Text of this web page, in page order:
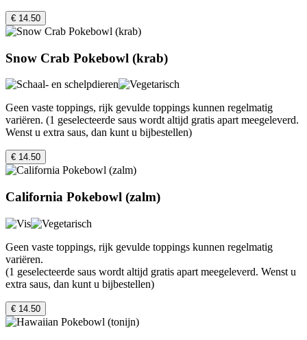
€ 14.50
Snow Crab Pokebowl (krab)
Geen vaste toppings, rijk gevulde toppings kunnen regelmatig
variëren. (1 geselecteerde saus wordt altijd gratis apart meegeleverd.
Wenst u extra saus, dan kunt u bijbestellen)
€ 14.50
California Pokebowl (zalm)
Geen vaste toppings, rijk gevulde toppings kunnen regelmatig
variëren.
(1 geselecteerde saus wordt altijd gratis apart meegeleverd. Wenst u
extra saus, dan kunt u bijbestellen)
€ 14.50